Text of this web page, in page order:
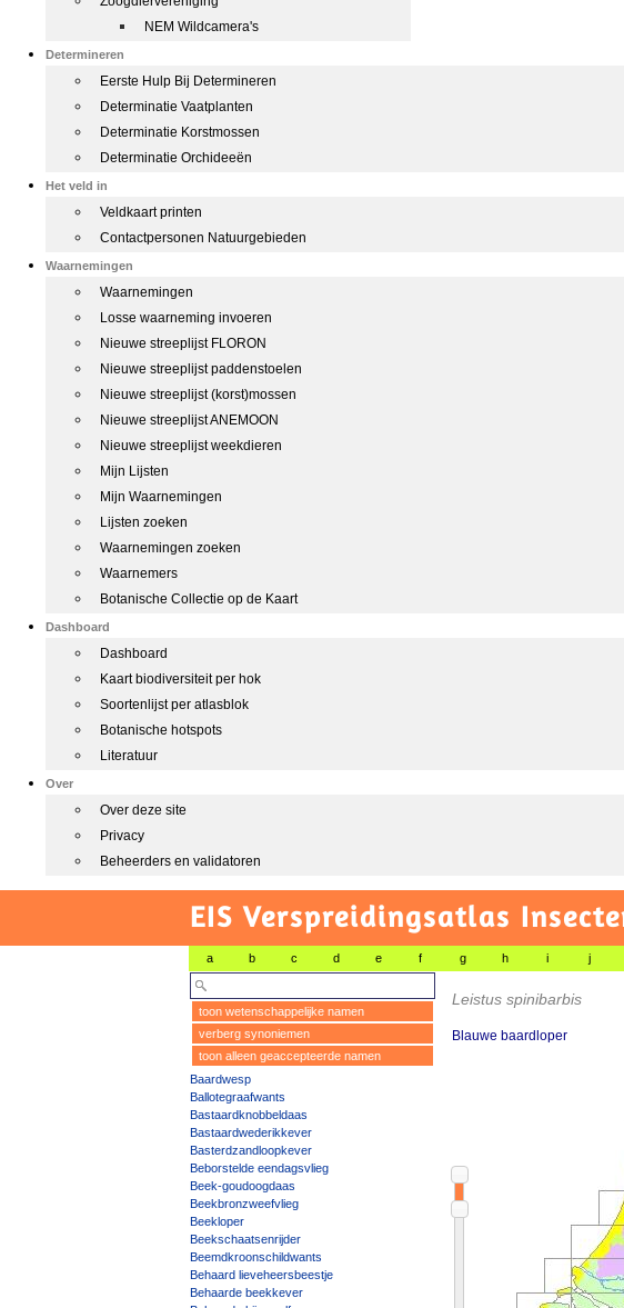
NEM Wildcamera's
Determineren
Eerste Hulp Bij Determineren
Determinatie Vaatplanten
Determinatie Korstmossen
Determinatie Orchideeën
Het veld in
Veldkaart printen
Contactpersonen Natuurgebieden
Waarnemingen
Waarnemingen
Losse waarneming invoeren
Nieuwe streeplijst FLORON
Nieuwe streeplijst paddenstoelen
Nieuwe streeplijst (korst)mossen
Nieuwe streeplijst ANEMOON
Nieuwe streeplijst weekdieren
Mijn Lijsten
Mijn Waarnemingen
Lijsten zoeken
Waarnemingen zoeken
Waarnemers
Botanische Collectie op de Kaart
Dashboard
Dashboard
Kaart biodiversiteit per hok
Soortenlijst per atlasblok
Botanische hotspots
Literatuur
Over
Over deze site
Privacy
Beheerders en validatoren
EIS Verspreidingsatlas
a b c d e f g h i j
toon wetenschappelijke namen
verberg synoniemen
toon alleen geaccepteerde namen
Baardwesp
Ballotegraafwants
Bastaardknobbeldaas
Bastaardwederikkever
Basterdzandloopkever
Beborstelde eendagsvlieg
Beek-goudoogdaas
Beekbronzweefvlieg
Beekloper
Beekschaatsenrijder
Beemdkroonschildwants
Behaard lieveheersbeestje
Behaarde beekkever
Leistus spinibarbis
Blauwe baardloper